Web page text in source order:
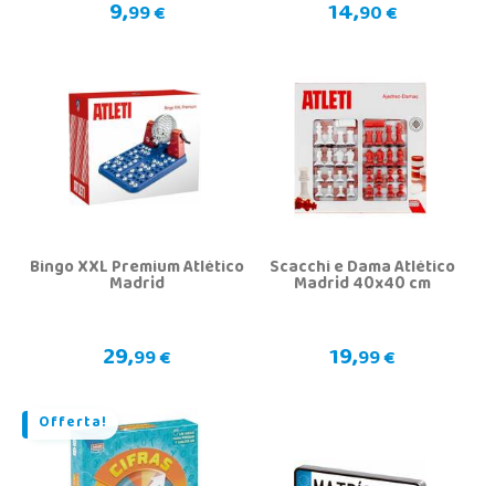
9,99 € 14,90 €
Bingo XXL Premium Atlético
Madrid
29,99 €
Scacchi e Dama Atlético
Madrid 40x40 cm
19,99 €
Offerta!